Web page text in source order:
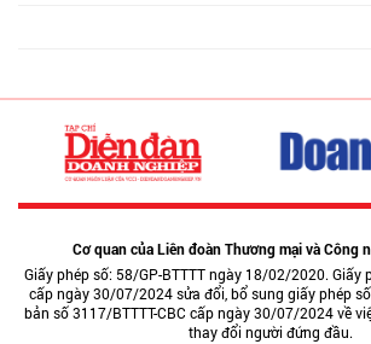
Cơ quan của Liên đoàn Thương mại và Công
Giấy phép số: 58/GP-BTTTT ngày 18/02/2020. Giấy
cấp ngày 30/07/2024 sửa đổi, bổ sung giấy phép
bản số 3117/BTTTT-CBC cấp ngày 30/07/2024 về
thay đổi người đứng đầu.